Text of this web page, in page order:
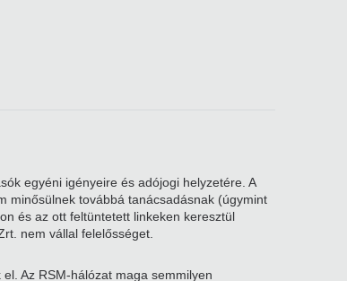
egyéni igényeire és adójogi helyzetére. A
minősülnek továbbá tanácsadásnak (úgymint
és az ott feltüntetett linkeken keresztül
nem vállal felelősséget.
Az RSM-hálózat maga semmilyen